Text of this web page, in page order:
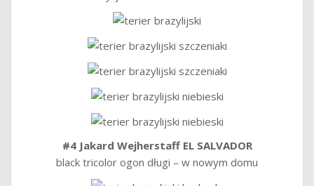
#4 Jakard Wejherstaff EL SALVADOR
black tricolor ogon długi – w nowym domu